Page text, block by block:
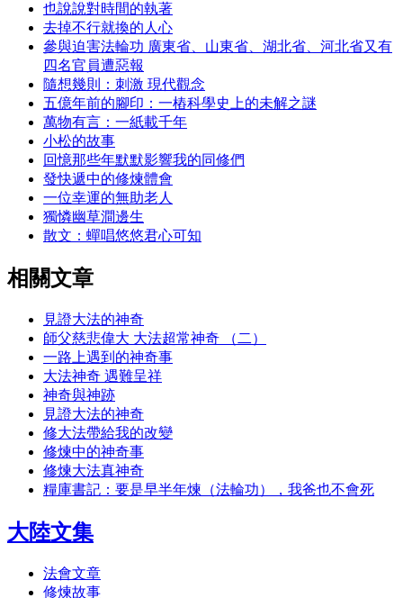
也說說對時間的執著
去掉不行就換的人心
參與迫害法輪功 廣東省、山東省、湖北省、河北省又有
四名官員遭惡報
隨想幾則：刺激 現代觀念
五億年前的腳印：一樁科學史上的未解之謎
萬物有言：一紙載千年
小松的故事
回憶那些年默默影響我的同修們
發快遞中的修煉體會
一位幸運的無助老人
獨憐幽草澗邊生
散文：蟬唱悠悠君心可知
相關文章
見證大法的神奇
師父慈悲偉大 大法超常神奇 （二）
一路上遇到的神奇事
大法神奇 遇難呈祥
神奇與神跡
見證大法的神奇
修大法帶給我的改變
修煉中的神奇事
修煉大法真神奇
糧庫書記：要是早半年煉（法輪功），我爸也不會死
大陸文集
法會文章
修煉故事